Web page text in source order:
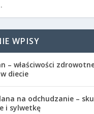
WPISY
– właściwości
diecie
na odchudzanie –
i sylwetkę